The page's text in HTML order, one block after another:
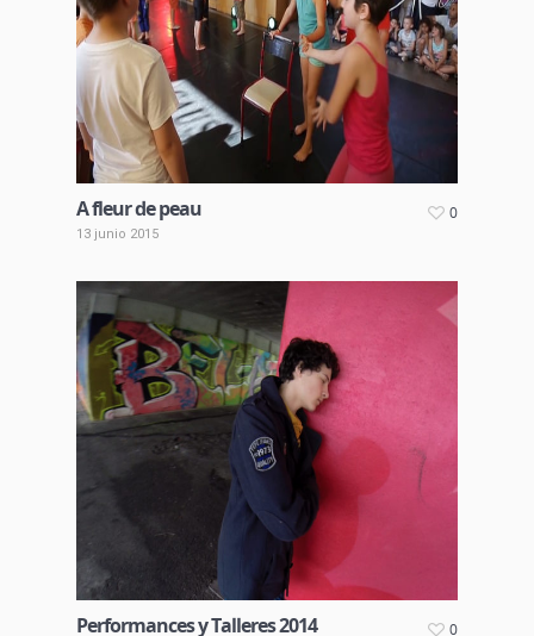
A fleur de peau
13 junio 2015
0
Performances y Talleres 2014 0